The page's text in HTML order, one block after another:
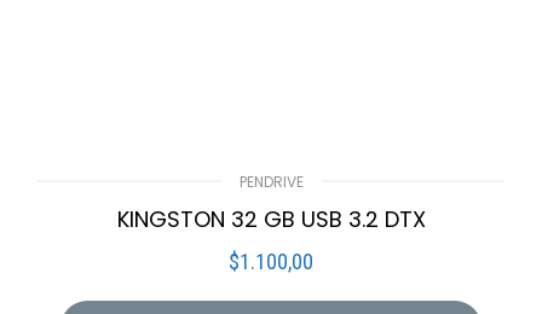
PENDRIVE
KINGSTON 32 GB USB 3.2 DTX
$1.100,00